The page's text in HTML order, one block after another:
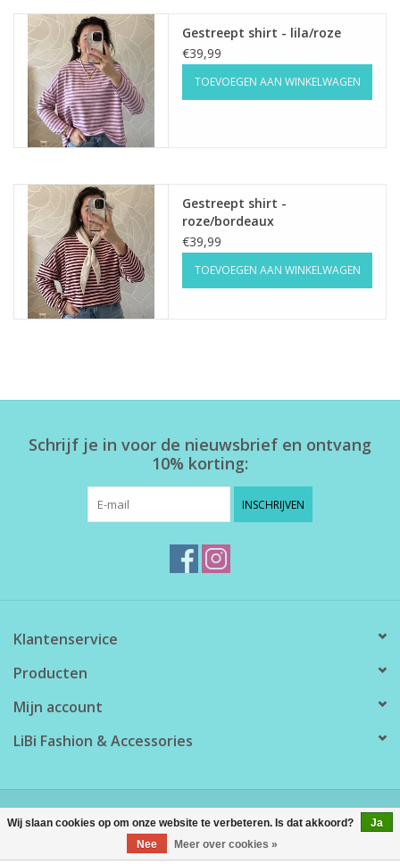
Gestreept shirt - lila/roze
€39,99
TOEVOEGEN AAN WINKELWAGEN
Gestreept shirt -
roze/bordeaux
€39,99
TOEVOEGEN AAN WINKELWAGEN
Schrijf je in voor de nieuwsbrief en ontvang
10% korting:
INSCHRIJVEN
Klantenservice
Producten
Mijn account
LiBi Fashion & Accessories
Lightspeed
Wij slaan cookies op om onze website te verbeteren. Is dat akkoord?
Ja
Nee
Meer over cookies »